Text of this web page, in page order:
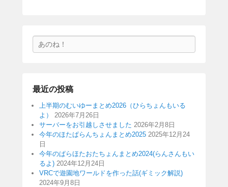
索
最近の投稿
上半期のむいゆーまとめ2026（ひらちょんもいる
よ）
2026年7月26日
サーバーをお引越しさせました 2026年2月8日
今年のほたぱらんちょんまとめ2025 2025年12月24
日
今年のぱらほたおたちょんまとめ2024(らんさんもい
るよ) 2024年12月24日
VRCで遊園地ワールドを作った話(ギミック解説)
2024年9月8日